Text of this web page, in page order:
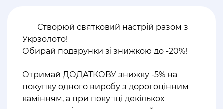
Створюй святковий настрій разом з
Укрзолото!
Обирай подарунки зі знижкою до -20%!
Отримай ДОДАТКОВУ знижку -5% на
покупку одного виробу з дорогоцінним
камінням, а при покупці декількох